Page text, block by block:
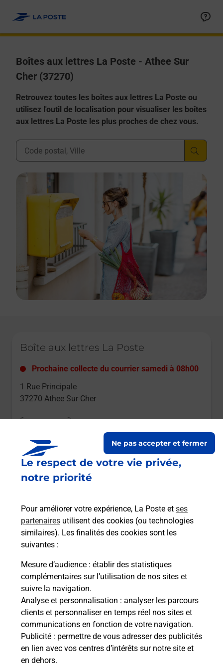
Le respect de votre vie privée,
notre priorité
Pour améliorer votre expérience, La Poste et ses
partenaires utilisent des cookies (ou technologies
similaires). Les finalités des cookies sont les
suivantes :
Mesure d’audience : établir des statistiques
complémentaires sur l’utilisation de nos sites et
suivre la navigation.
Analyse et personnalisation : analyser les parcours
clients et personnaliser en temps réel nos sites et
communications en fonction de votre navigation.
Publicité : permettre de vous adresser des publicités
en lien avec vos centres d’intérêts sur notre site et
en dehors.
Ne pas accepter et fermer
Boîtes aux lettres La Poste - Athee Sur
Cher (37270)
Retrouvez toutes les boîtes aux lettres La Poste ou
utilisez l'outil de localisation pour visualiser les boîtes
aux lettres La Poste les plus proches de chez vous.
Ville, Département, Code Postal
Boîte aux lettres La Poste
Prochaine collecte du courrier samedi à 08h00
1 Rue Principale
37270 Athee Sur Cher
Boîte aux lettres La Poste
Prochaine collecte du courrier
1 Rue Du Chateau
Athee Sur Cher
Itinéraire
Le lien s'ouvre dans un nouvel onglet
Boîte aux lettres La Poste
Prochaine collecte du courriersamedi à 08h00
13 Rue Du Perron
37270
Athee Sur Cher
Itinéraire
Le lien s'ouvre dans un nouvel onglet